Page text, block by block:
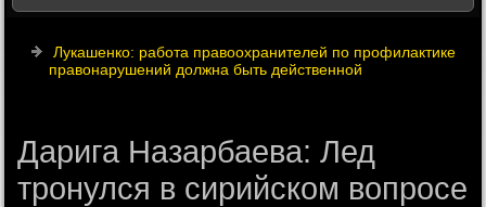
Лукашенко: работа правоохранителей по профилактике
правонарушений должна быть действенной
Дарига Назарбаева: Лед
тронулся в сирийском вопросе